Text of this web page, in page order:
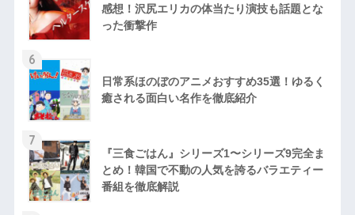
感想！沢尻エリカの体当たり演技も話題とな
った衝撃作
6
日常系ほのぼのアニメおすすめ35選！ゆるく
癒される面白い名作を徹底紹介
7
『三食ごはん』シリーズ1〜シリーズ9完全ま
とめ！韓国で不動の人気を誇るバラエティー
番組を徹底解説